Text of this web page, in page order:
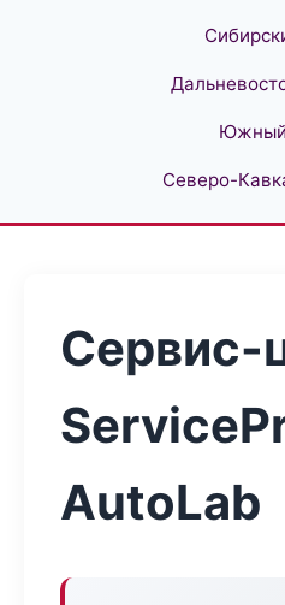
Северо-
Сервис-
AutoLab